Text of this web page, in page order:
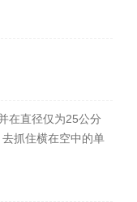
在直径仅为25公分
抓住横在空中的单